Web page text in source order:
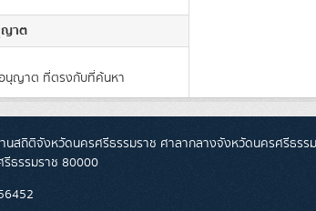
าต
ญาต ที่ตรงกับที่ค้นหา
นสถิติจังหวัดนครศรีธรรมราช ศาลากลางจังหวัดนครศรีธรรม
ธรรมราช 80000